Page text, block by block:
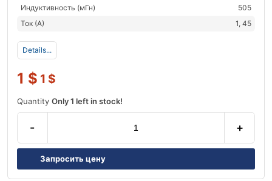
Индуктивность (мГн)
505
Ток (А)
1, 45
Details...
1 $ 1 $
Quantity Only 1 left in stock!
- +
Запросить цену